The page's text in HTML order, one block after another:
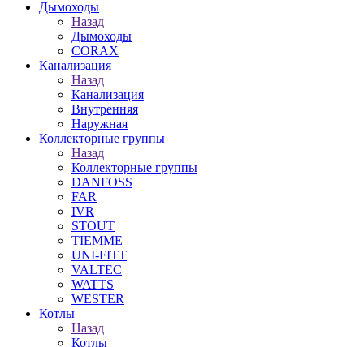
Дымоходы
Назад
Дымоходы
CORAX
Канализация
Назад
Канализация
Внутренняя
Наружная
Коллекторные группы
Назад
Коллекторные группы
DANFOSS
FAR
IVR
STOUT
TIEMME
UNI-FITT
VALTEC
WATTS
WESTER
Котлы
Назад
Котлы